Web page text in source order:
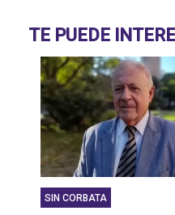
TE PUEDE
SIN CORBATA